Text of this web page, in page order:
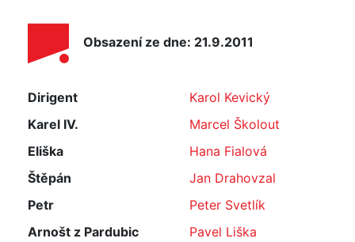
Obsazení ze dne: 21.9.2011
Dirigent
Karol Kevický
Karel IV.
Marcel Školout
Eliška
Hana Fialová
Štěpán
Jan Drahovzal
Petr
Peter Svetlík
Arnošt z Pardubic
Pavel Liška